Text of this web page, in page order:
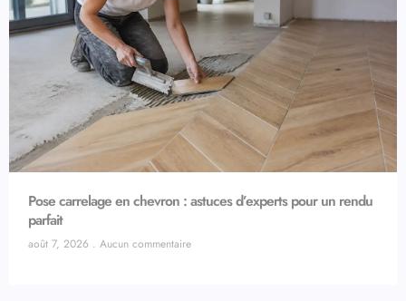
Pose carrelage en chevron : astuces d’experts pour un rendu
parfait
août 7, 2026 Aucun commentaire